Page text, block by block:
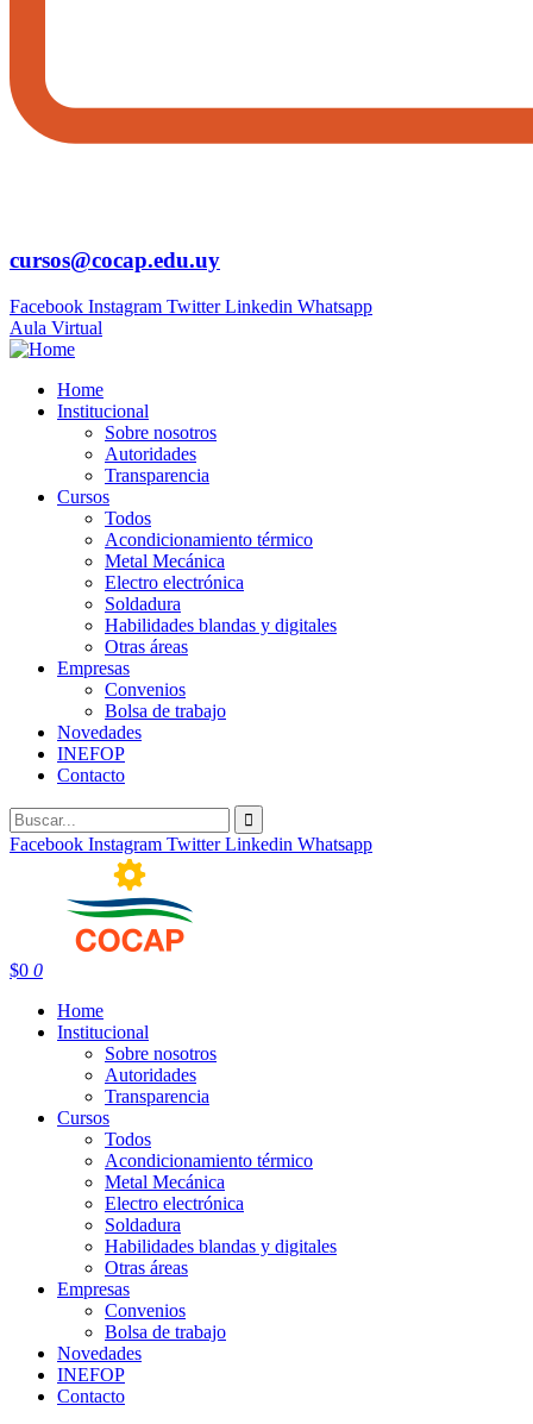
cursos@cocap.edu.uy
Facebook Instagram Twitter Linkedin Whatsapp
Aula Virtual
Home
Institucional
Sobre nosotros
Autoridades
Transparencia
Cursos
Todos
Acondicionamiento térmico
Metal Mecánica
Electro electrónica
Soldadura
Habilidades blandas y digitales
Otras áreas
Empresas
Convenios
Bolsa de trabajo
Novedades
INEFOP
Contacto
Facebook Instagram Twitter Linkedin Whatsapp
$0 0
Home
Institucional
Sobre nosotros
Autoridades
Transparencia
Cursos
Todos
Acondicionamiento térmico
Metal Mecánica
Electro electrónica
Soldadura
Habilidades blandas y digitales
Otras áreas
Empresas
Convenios
Bolsa de trabajo
Novedades
INEFOP
Contacto